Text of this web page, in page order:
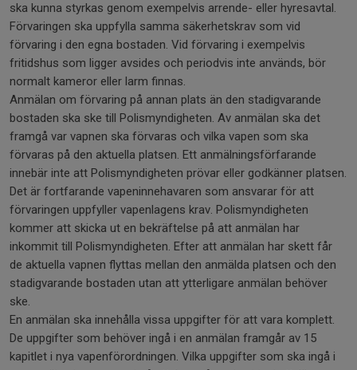
ska kunna styrkas genom exempelvis arrende- eller hyresavtal.
Förvaringen ska uppfylla samma säkerhetskrav som vid
förvaring i den egna bostaden. Vid förvaring i exempelvis
fritidshus som ligger avsides och periodvis inte används, bör
normalt kameror eller larm finnas.
Anmälan om förvaring på annan plats än den stadigvarande
bostaden ska ske till Polismyndigheten. Av anmälan ska det
framgå var vapnen ska förvaras och vilka vapen som ska
förvaras på den aktuella platsen. Ett anmälningsförfarande
innebär inte att Polismyndigheten prövar eller godkänner platsen.
Det är fortfarande vapeninnehavaren som ansvarar för att
förvaringen uppfyller vapenlagens krav. Polismyndigheten
kommer att skicka ut en bekräftelse på att anmälan har
inkommit till Polismyndigheten. Efter att anmälan har skett får
de aktuella vapnen flyttas mellan den anmälda platsen och den
stadigvarande bostaden utan att ytterligare anmälan behöver
ske.
En anmälan ska innehålla vissa uppgifter för att vara komplett.
De uppgifter som behöver ingå i en anmälan framgår av 15
kapitlet i nya vapenförordningen. Vilka uppgifter som ska ingå i